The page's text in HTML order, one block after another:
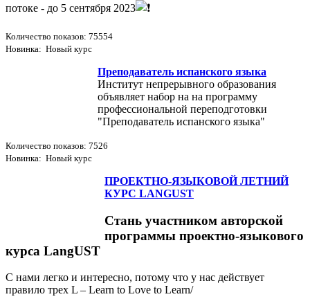
потоке - до 5 сентября 2023
Количество показов: 75554
Новинка: Новый курс
Преподаватель испанского языка
Институт непрерывного образования
объявляет набор на на программу
профессиональной переподготовки
"Преподаватель испанского языка"
Количество показов: 7526
Новинка: Новый курс
ПРОЕКТНО-ЯЗЫКОВОЙ ЛЕТНИЙ
КУРС LANGUST
Стань участником авторской
программы проектно-языкового
курса LangUST
С нами легко и интересно, потому что у нас действует
правило трех L – Learn to Love to Learn/